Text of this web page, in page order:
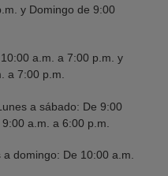
y Domingo de 9:00
a.m. a 7:00 p.m. y
a 7:00 p.m.
a sábado: De 9:00
a.m. a 6:00 p.m.
a domingo: De 10:00 a.m.